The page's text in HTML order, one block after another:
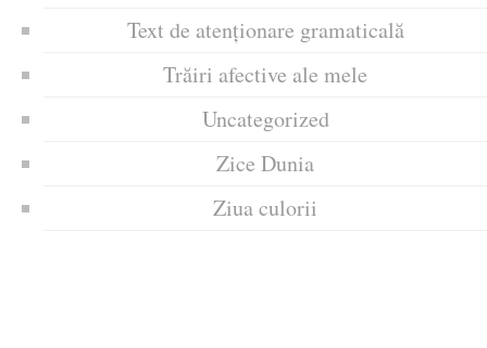
Text de atenționare gramaticală
Trăiri afective ale mele
Uncategorized
Zice Dunia
Ziua culorii